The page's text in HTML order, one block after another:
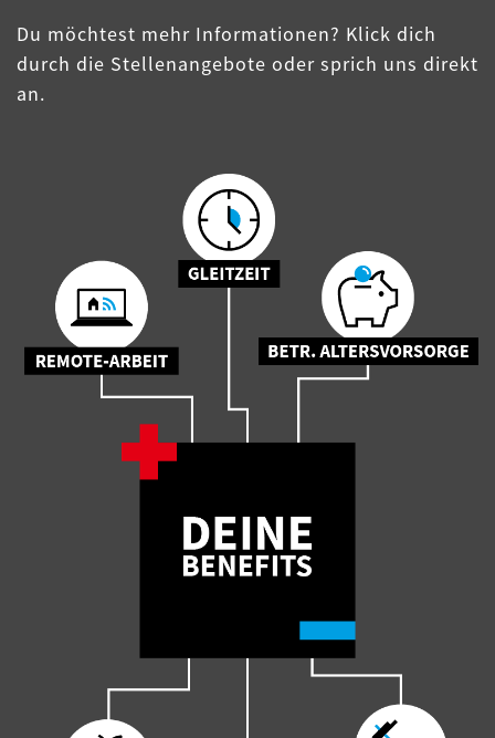
Du möchtest mehr Informationen? Klick dich
durch die Stellenangebote oder sprich uns direkt
an.